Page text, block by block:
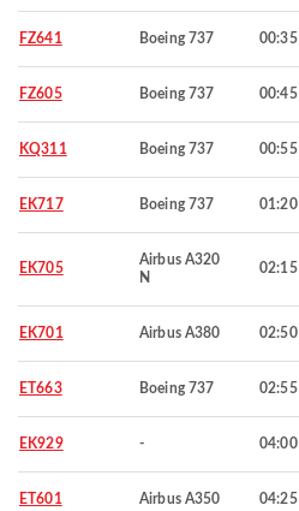
FZ641 Boeing 737 00:35
FZ605 Boeing 737 00:45
KQ311 Boeing 737 00:55
EK717 Boeing 737 01:20
EK705
Airbus A320
N
02:15
EK701 Airbus A380 02:50
ET663 Boeing 737 02:55
EK929 - 04:00
ET601 Airbus A350 04:25